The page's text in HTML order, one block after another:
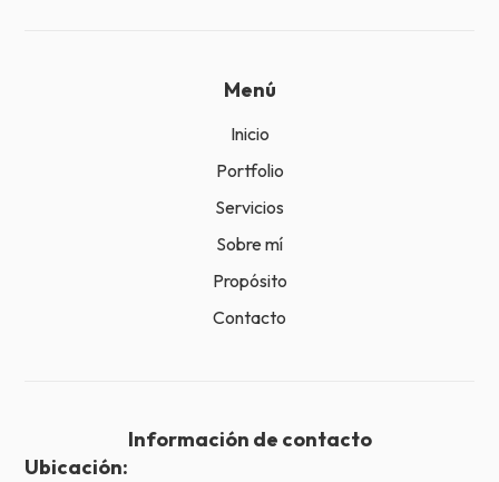
Menú
Inicio
Portfolio
Servicios
Sobre mí
Propósito
Contacto
Información de contacto
Ubicación: